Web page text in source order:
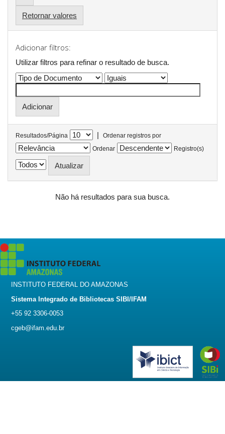
Retornar valores
Adicionar filtros:
Utilizar filtros para refinar o resultado de busca.
Resultados/Página |
Ordenar registros por
Ordenar
Registro(s)
Não há resultados para sua busca.
INSTITUTO FEDERAL DO AMAZONAS
Sistema Integrado de Bibliotecas SIBI/IFAM
+55 92 3306-0053
cgeb@ifam.edu.br